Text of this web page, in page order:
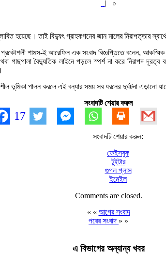
| ০
হয়েছে। তাই বিদ্যুৎ গ্রাহকগনের জান মালের নিরাপত্তার
শামস-ই আরেফিন এক সংবাদ বিজ্ঞপ্তিতে বলেন,
অথবা গাছপালা বৈদ্যুতিক লাইনে পড়লে স্পর্শ না করে
ভূমিকা পালন করলে এই বন্যার সময় সব ধরনের দুর্ঘটনা এড়ানো
সংবাদটি শেয়ার করুন
17
সংবাদটি শেয়ার করুন:
ফেইসবুক
টুইটার
গুগল প্লাস
ইমেইল
Comments are closed.
« « আগের সংবাদ
পরের সংবাদ » »
এ বিভাগের অন্যান্য খবর